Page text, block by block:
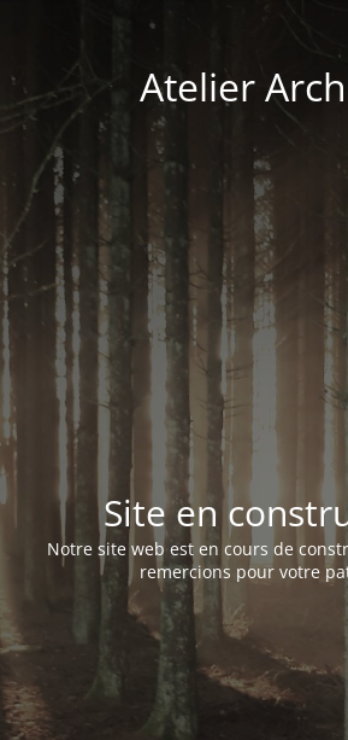
Atelier
Site en
Notre site web est en cours de
remercions pour votre